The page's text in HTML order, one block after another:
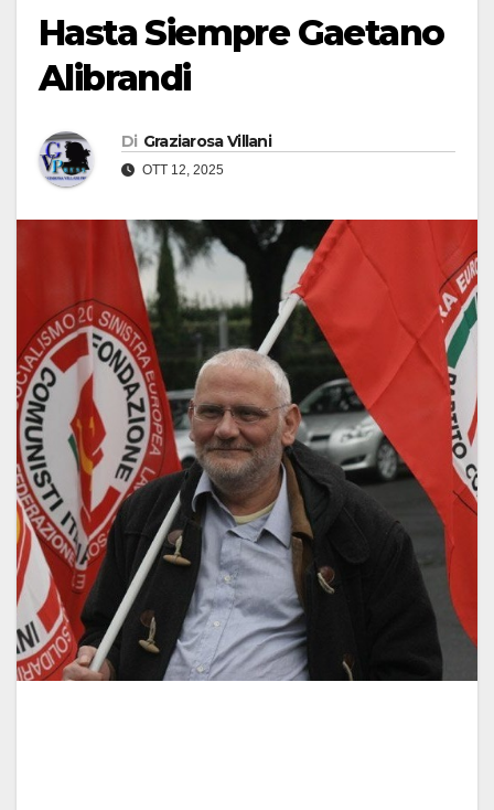
Hasta Siempre Gaetano
Alibrandi
Di Graziarosa Villani
OTT 12, 2025